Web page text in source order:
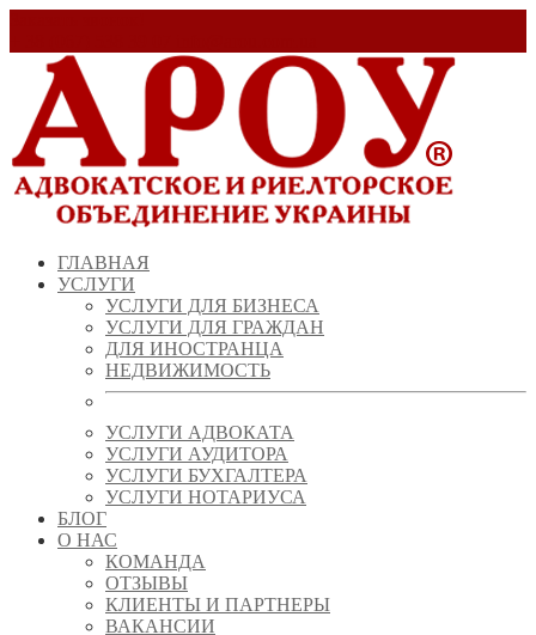
ГЛАВНАЯ
УСЛУГИ
УСЛУГИ ДЛЯ БИЗНЕСА
УСЛУГИ ДЛЯ ГРАЖДАН
ДЛЯ ИНОСТРАНЦА
НЕДВИЖИМОСТЬ
УСЛУГИ АДВОКАТА
УСЛУГИ АУДИТОРА
УСЛУГИ БУХГАЛТЕРА
УСЛУГИ НОТАРИУСА
БЛОГ
О НАС
КОМАНДА
ОТЗЫВЫ
КЛИЕНТЫ И ПАРТНЕРЫ
ВАКАНСИИ